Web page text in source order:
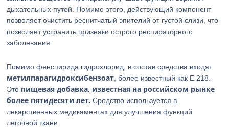
дыхательных путей. Помимо этого, действующий компонент
позволяет очистить реснитчатый эпителий от густой слизи, что
позволяет устранить признаки острого респираторного
заболевания.
Помимо фенспирида гидрохлорид, в состав средства входят
метилпарагидроксибензоат , более известный как Е 218.
Это пищевая добавка, известная на российском рынке
более пятидесяти лет. Средство используется в
лекарственных медикаментах для улучшения функций
легочной ткани.